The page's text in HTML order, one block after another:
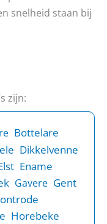
snelheid staan bij
zijn:
Bottelare
Dikkelvenne
Ename
Gavere Gent
Horebeke